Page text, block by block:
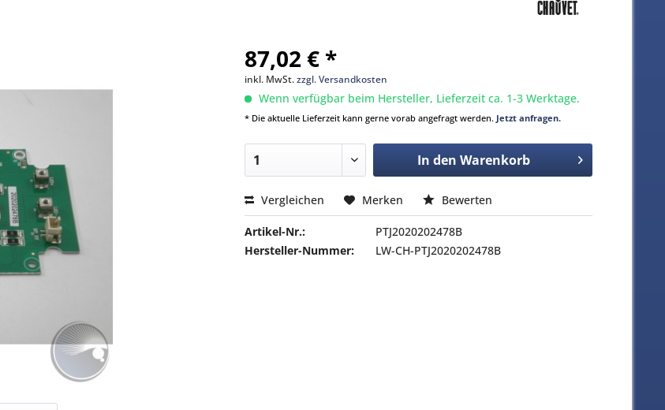
87,02 € *
inkl. MwSt.zzgl. Versandkosten
Wenn verfügbar beim Hersteller, Lieferzeit ca. 1-3 Werktage.
* Die aktuelle Lieferzeit kann gerne vorab angefragt werden. Jetzt anfragen.
In den Warenkorb
Vergleichen Merken Bewerten
Artikel-Nr.:
PTJ2020202478B
Hersteller-Nummer:
LW-CH-PTJ2020202478B